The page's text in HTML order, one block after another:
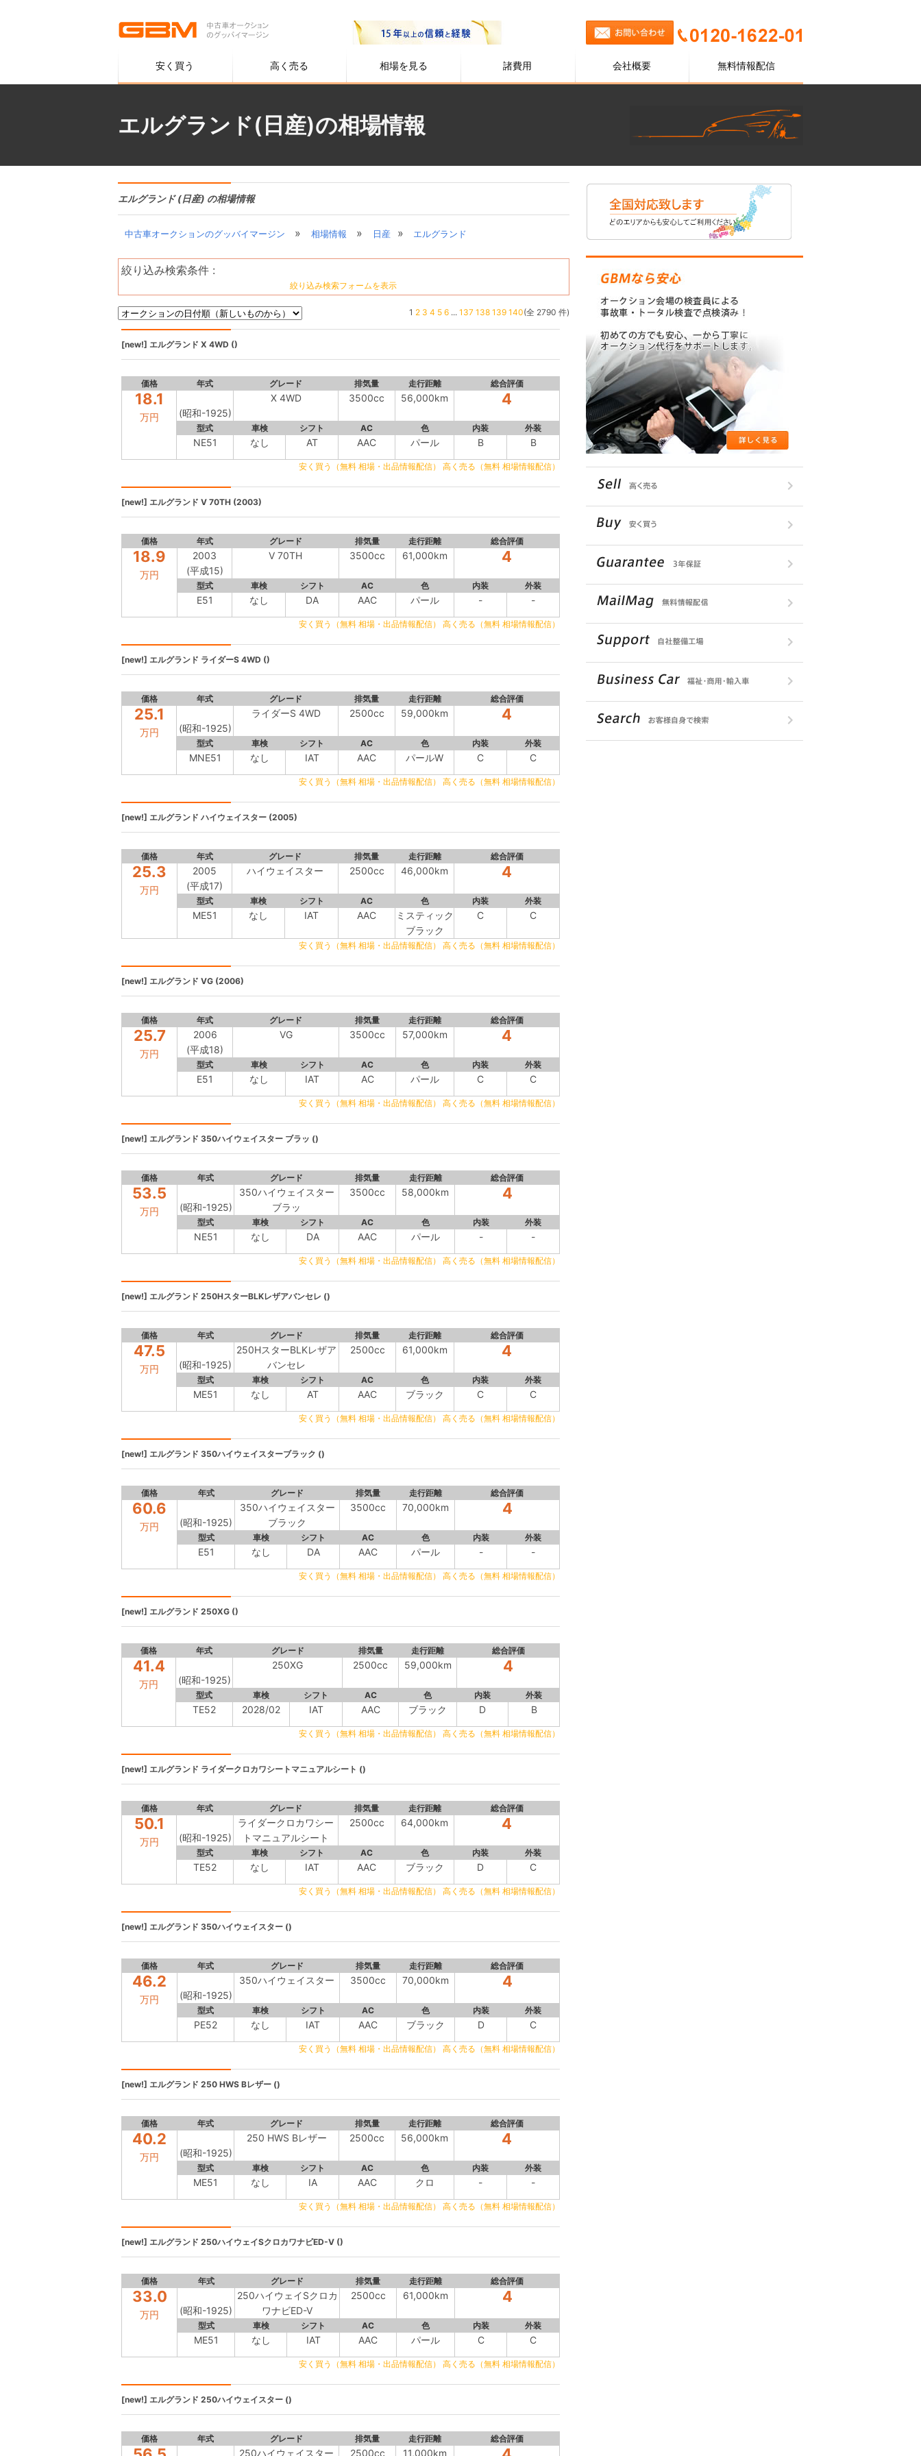
安く買う 高く売る 相場を見る 諸費用 会社概要 無料情報配信
エルグランド(日産)の相場情報
エルグランド (日産) の相場情報
中古車オークションのグッバイマージン » 相場情報 » 日産 » エルグランド
絞り込み検索条件 :
絞り込み検索フォームを表示
1 2 3 4 5 6... 137 138 139 140(全 2790 件)
[new!] エルグランド X 4WD ()
価格 年式 グレード 排気量 走行距離 総合評価
18.1
万円 (昭和-1925)
X 4WD 3500cc 56,000km 4
型式 車検 シフト AC 色 内装 外装
NE51 なし AT AAC パール B B
安く買う（無料 相場・出品情報配信） 高く売る（無料 相場情報配信）
[new!] エルグランド V 70TH (2003)
価格 年式 グレード 排気量 走行距離 総合評価
18.9
万円
2003
(平成15)
V 70TH 3500cc 61,000km 4
型式 車検 シフト AC 色 内装 外装
E51 なし DA AAC パール - -
安く買う（無料 相場・出品情報配信） 高く売る（無料 相場情報配信）
[new!] エルグランド ライダーS 4WD ()
価格 年式 グレード 排気量 走行距離 総合評価
25.1
万円 (昭和-1925)
ライダーS 4WD 2500cc 59,000km 4
型式 車検 シフト AC 色 内装 外装
MNE51 なし IAT AAC パールW C C
安く買う（無料 相場・出品情報配信） 高く売る（無料 相場情報配信）
[new!] エルグランド ハイウェイスター (2005)
価格 年式 グレード 排気量 走行距離 総合評価
25.3
万円
2005
(平成17)
ハイウェイスター 2500cc 46,000km 4
型式 車検 シフト AC 色 内装 外装
ME51 なし IAT AAC
ミスティック
ブラック
C C
安く買う（無料 相場・出品情報配信） 高く売る（無料 相場情報配信）
[new!] エルグランド VG (2006)
価格 年式 グレード 排気量 走行距離 総合評価
25.7
万円
2006
(平成18)
VG 3500cc 57,000km 4
型式 車検 シフト AC 色 内装 外装
E51 なし IAT AC パール C C
安く買う（無料 相場・出品情報配信） 高く売る（無料 相場情報配信）
[new!] エルグランド 350ハイウェイスター ブラッ ()
価格 年式 グレード 排気量 走行距離 総合評価
53.5
万円 (昭和-1925)
350ハイウェイスター
ブラッ
3500cc 58,000km 4
型式 車検 シフト AC 色 内装 外装
NE51 なし DA AAC パール - -
安く買う（無料 相場・出品情報配信） 高く売る（無料 相場情報配信）
[new!] エルグランド 250HスターBLKレザアバンセレ ()
価格 年式 グレード 排気量 走行距離 総合評価
47.5
万円 (昭和-1925)
250HスターBLKレザア
バンセレ
2500cc 61,000km 4
型式 車検 シフト AC 色 内装 外装
ME51 なし AT AAC ブラック C C
安く買う（無料 相場・出品情報配信） 高く売る（無料 相場情報配信）
[new!] エルグランド 350ハイウェイスターブラック ()
価格 年式 グレード 排気量 走行距離 総合評価
60.6
万円 (昭和-1925)
350ハイウェイスター
ブラック
3500cc 70,000km 4
型式 車検 シフト AC 色 内装 外装
E51 なし DA AAC パール - -
安く買う（無料 相場・出品情報配信） 高く売る（無料 相場情報配信）
[new!] エルグランド 250XG ()
価格 年式 グレード 排気量 走行距離 総合評価
41.4
万円 (昭和-1925)
250XG 2500cc 59,000km 4
型式 車検 シフト AC 色 内装 外装
TE52 2028/02 IAT AAC ブラック D B
安く買う（無料 相場・出品情報配信） 高く売る（無料 相場情報配信）
[new!] エルグランド ライダークロカワシートマニュアルシート ()
価格 年式 グレード 排気量 走行距離 総合評価
50.1
万円 (昭和-1925)
ライダークロカワシー
トマニュアルシート
2500cc 64,000km 4
型式 車検 シフト AC 色 内装 外装
TE52 なし IAT AAC ブラック D C
安く買う（無料 相場・出品情報配信） 高く売る（無料 相場情報配信）
[new!] エルグランド 350ハイウェイスター ()
価格 年式 グレード 排気量 走行距離 総合評価
46.2
万円 (昭和-1925)
350ハイウェイスター 3500cc 70,000km 4
型式 車検 シフト AC 色 内装 外装
PE52 なし IAT AAC ブラック D C
安く買う（無料 相場・出品情報配信） 高く売る（無料 相場情報配信）
[new!] エルグランド 250 HWS Bレザー ()
価格 年式 グレード 排気量 走行距離 総合評価
40.2
万円 (昭和-1925)
250 HWS Bレザー 2500cc 56,000km 4
型式 車検 シフト AC 色 内装 外装
ME51 なし IA AAC クロ - -
安く買う（無料 相場・出品情報配信） 高く売る（無料 相場情報配信）
[new!] エルグランド 250ハイウェイSクロカワナビED-V ()
価格 年式 グレード 排気量 走行距離 総合評価
33.0
万円 (昭和-1925)
250ハイウェイSクロカ
ワナビED-V
2500cc 61,000km 4
型式 車検 シフト AC 色 内装 外装
ME51 なし IAT AAC パール C C
安く買う（無料 相場・出品情報配信） 高く売る（無料 相場情報配信）
[new!] エルグランド 250ハイウェイスター ()
価格 年式 グレード 排気量 走行距離 総合評価
250ハイウェイスター 2500cc 11,000km